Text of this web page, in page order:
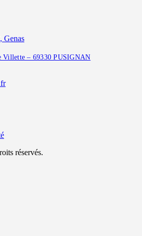
Genas
Villette – 69330 PUSIGNAN
réservés.